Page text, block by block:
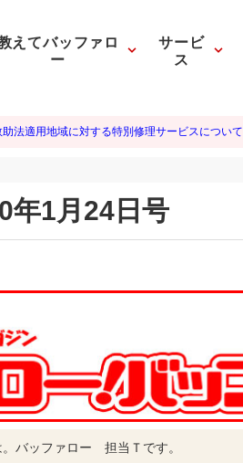
えてバッファロ
ー
サービ
ス
法適用地域に対する特別修理サービスについて
1月24日号
。バッファロー 担当Ｔです。